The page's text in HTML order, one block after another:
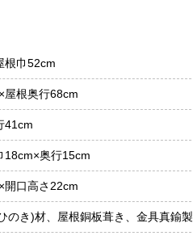
根巾52cm
屋根奥行68cm
41cm
18cm×奥行15cm
開口高さ22cm
のき)材、屋根銅板葺き、金具真鍮製